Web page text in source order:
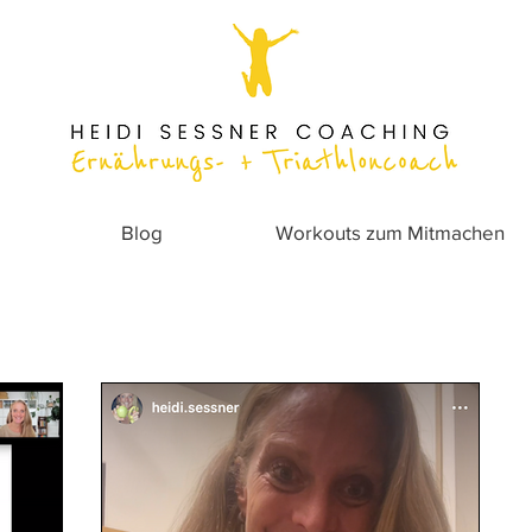
Blog Workouts zum Mitmachen